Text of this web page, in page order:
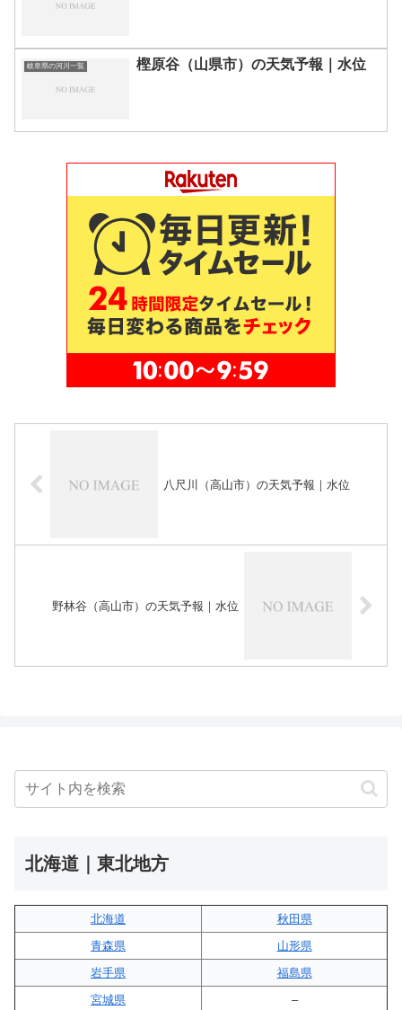
岐阜県の河川一覧 樫原谷（山県市）の天気予報｜水位
八尺川（高山市）の天気予報｜水位
野林谷（高山市）の天気予報｜水位
北海道｜東北地方
北海道
秋田県
青森県
山形県
岩手県
福島県
宮城県
–